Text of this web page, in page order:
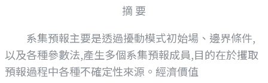
摘 要
系集預報主要是透過擾動模式初始場、邊界條件,
以及各種參數法,產生多個系集預報成員,目的在於攫取
預報過程中各種不確定性來源。經濟價值